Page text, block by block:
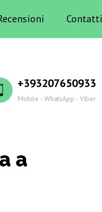
Contatti
+393207650933
Mobile - WhatsApp - Viber
a